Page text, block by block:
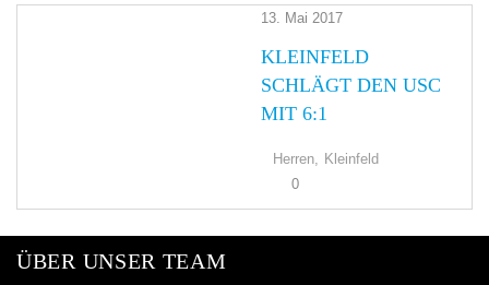
13. Mai 2017
KLEINFELD
SCHLÄGT DEN USC
MIT 6:1
Herren,
Kleinfeld
0
ÜBER UNSER TEAM